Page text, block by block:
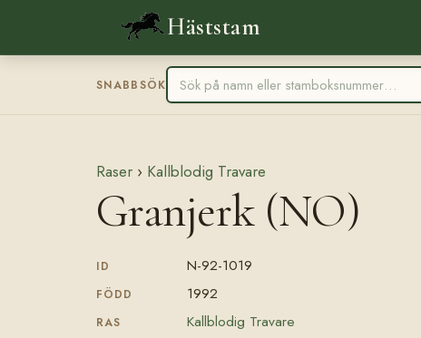
Häststam
SNABBSÖK
Raser › Kallblodig Travare
Granjerk (NO)
ID N-92-1019
FÖDD 1992
RAS Kallblodig Travare